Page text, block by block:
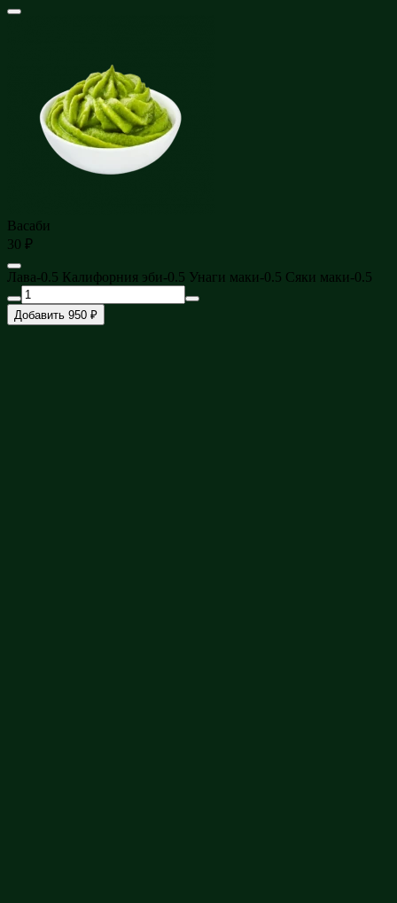
Васаби
30 ₽
Лава-0.5 Калифорния эби-0.5 Унаги маки-0.5 Сяки маки-0.5
Добавить 950 ₽